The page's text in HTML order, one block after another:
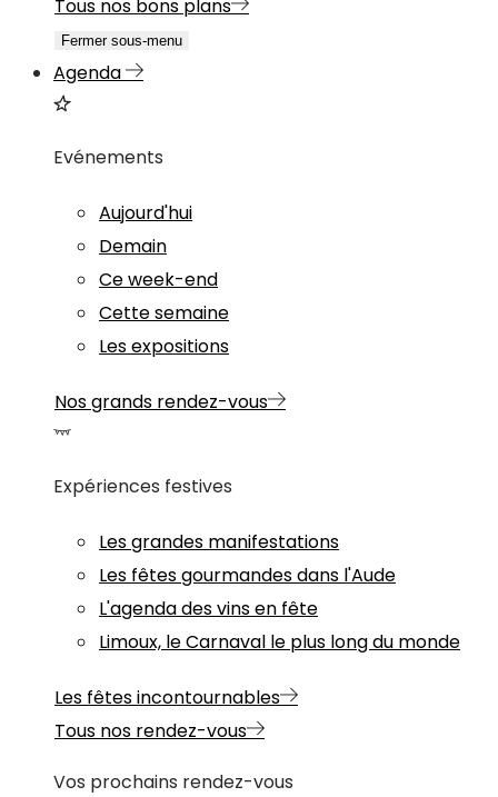
Tous nos bons plans
Fermer sous-menu
Agenda
Evénements
Aujourd'hui
Demain
Ce week-end
Cette semaine
Les expositions
Nos grands rendez-vous
Expériences festives
Les grandes manifestations
Les fêtes gourmandes dans l'Aude
L'agenda des vins en fête
Limoux, le Carnaval le plus long du monde
Les fêtes incontournables
Tous nos rendez-vous
Vos prochains rendez-vous